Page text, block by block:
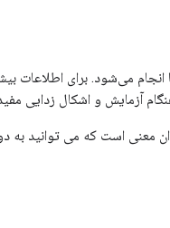
انجام می‌شود. برای اطلاعات
آزمایش و اشکال زدایی